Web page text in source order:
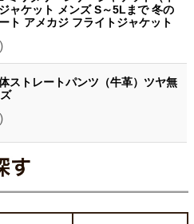
ャケット メンズ S～5Lまで 冬の
ト アメカジ フライトジャケット
ストレートパンツ（牛革）ツヤ無